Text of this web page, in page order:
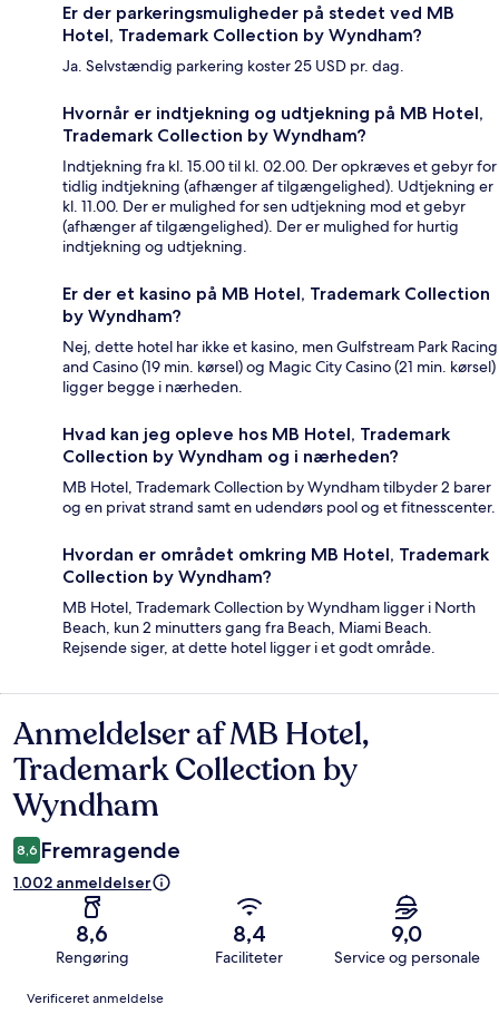
Er der parkeringsmuligheder på stedet ved MB
Hotel, Trademark Collection by Wyndham?
Ja. Selvstændig parkering koster 25 USD pr. dag.
Hvornår er indtjekning og udtjekning på MB Hotel,
Trademark Collection by Wyndham?
Indtjekning fra kl. 15.00 til kl. 02.00. Der opkræves et gebyr for
tidlig indtjekning (afhænger af tilgængelighed). Udtjekning er
kl. 11.00. Der er mulighed for sen udtjekning mod et gebyr
(afhænger af tilgængelighed). Der er mulighed for hurtig
indtjekning og udtjekning.
Er der et kasino på MB Hotel, Trademark Collection
by Wyndham?
Nej, dette hotel har ikke et kasino, men Gulfstream Park Racing
and Casino (19 min. kørsel) og Magic City Casino (21 min. kørsel)
ligger begge i nærheden.
Hvad kan jeg opleve hos MB Hotel, Trademark
Collection by Wyndham og i nærheden?
MB Hotel, Trademark Collection by Wyndham tilbyder 2 barer
og en privat strand samt en udendørs pool og et fitnesscenter.
Hvordan er området omkring MB Hotel, Trademark
Collection by Wyndham?
MB Hotel, Trademark Collection by Wyndham ligger i North
Beach, kun 2 minutters gang fra Beach, Miami Beach.
Rejsende siger, at dette hotel ligger i et godt område.
Anmeldelser
Anmeldelser af MB Hotel,
Trademark Collection by
Wyndham
8,6 Fremragende
1.002 anmeldelser
8,6
Rengøring
8,4
Faciliteter
9,0
Service og personale
Anmeldelser
Verificeret anmeldelse